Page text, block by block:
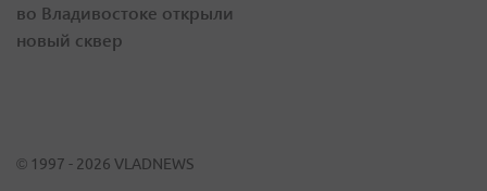
во Владивостоке открыли
новый сквер
© 1997 - 2026 VLADNEWS